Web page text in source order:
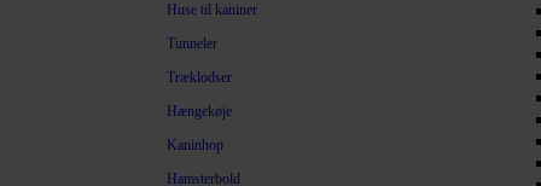
Huse til kaniner
Tunneler
Træklodser
Hængekøje
Kaninhop
Hamsterbold